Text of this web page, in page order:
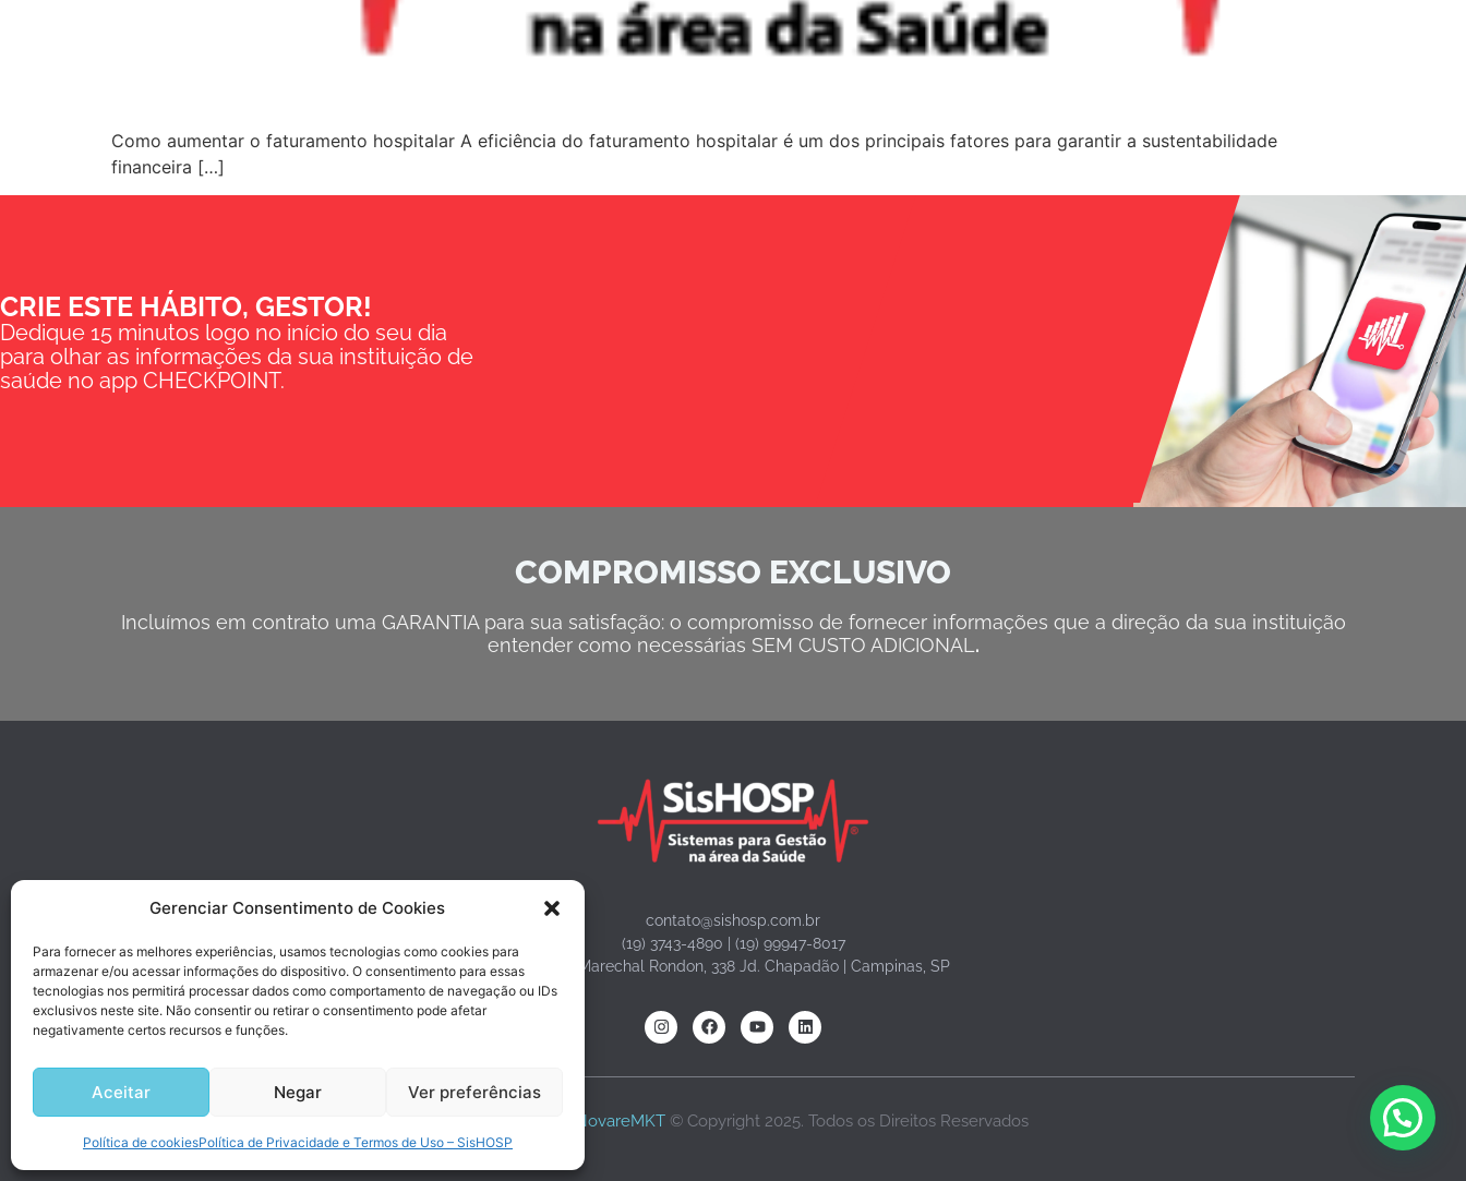
Gerenciar Consentimento de Cookies
Para fornecer as melhores experiências, usamos tecnologias como cookies para
armazenar e/ou acessar informações do dispositivo. O consentimento para essas
tecnologias nos permitirá processar dados como comportamento de navegação ou IDs
exclusivos neste site. Não consentir ou retirar o consentimento pode afetar
negativamente certos recursos e funções.
Aceitar Negar Ver preferências
Política de cookiesPolítica de Privacidade e Termos de Uso – SisHOSP
Como aumentar o faturamento hospitalar A eficiência do faturamento hospitalar é um dos principais fatores para garantir a sustentabilidade
financeira […]
CRIE ESTE HÁBITO, GESTOR!
Dedique 15 minutos logo no início do seu dia
para olhar as informações da sua instituição de
saúde no app CHECKPOINT.
COMPROMISSO EXCLUSIVO
Incluímos em contrato uma GARANTIA para sua satisfação: o compromisso de fornecer informações que a direção da sua instituição
entender como necessárias SEM CUSTO ADICIONAL .
contato@sishosp.com.br
(19) 3743-4890 | (19) 99947-8017
Avenida Marechal Rondon, 338 Jd. Chapadão | Campinas, SP
NovareMKT © Copyright 2025. Todos os Direitos Reservados